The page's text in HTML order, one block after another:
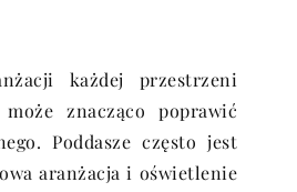
każdej przestrzeni
znacząco poprawić
Poddasze często jest
aranżacja i oświetlenie